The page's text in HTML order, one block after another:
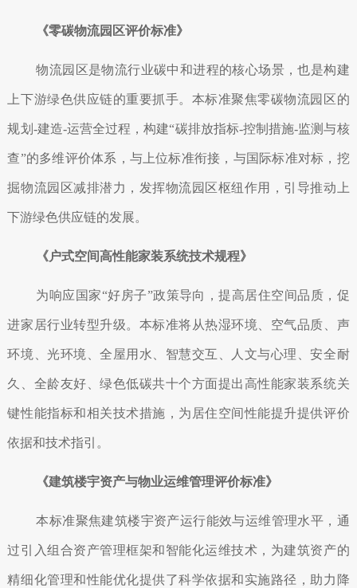
《零碳物流园区评价标准》
物流园区是物流行业碳中和进程的核心场景，也是构建
上下游绿色供应链的重要抓手。本标准聚焦零碳物流园区的
规划-建造-运营全过程，构建“碳排放指标-控制措施-监测与核
查”的多维评价体系，与上位标准衔接，与国际标准对标，挖
掘物流园区减排潜力，发挥物流园区枢纽作用，引导推动上
下游绿色供应链的发展。
《户式空间高性能家装系统技术规程》
为响应国家“好房子”政策导向，提高居住空间品质，促
进家居行业转型升级。本标准将从热湿环境、空气品质、声
环境、光环境、全屋用水、智慧交互、人文与心理、安全耐
久、全龄友好、绿色低碳共十个方面提出高性能家装系统关
键性能指标和相关技术措施，为居住空间性能提升提供评价
依据和技术指引。
《建筑楼宇资产与物业运维管理评价标准》
本标准聚焦建筑楼宇资产运行能效与运维管理水平，通
过引入组合资产管理框架和智能化运维技术，为建筑资产的
精细化管理和性能优化提供了科学依据和实施路径，助力降